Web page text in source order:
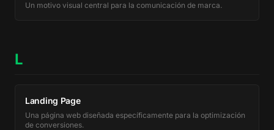
Un motivo visual central para la comunicación de marca.
L
Landing Page
Una página web diseñada específicamente para la optimización
de conversiones.